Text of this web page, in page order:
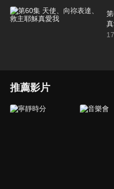
17
推薦影片